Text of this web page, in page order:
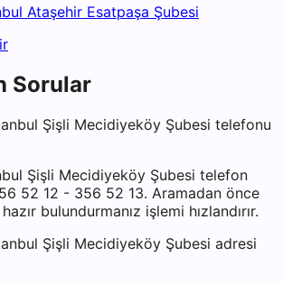
Ataşehir Esatpaşa Şubesi
Sorular
Şişli Mecidiyeköy Şubesi telefonu
Şişli Mecidiyeköy Şubesi telefon
52 12 - 356 52 13. Aramadan önce
bulundurmanız işlemi hızlandırır.
Şişli Mecidiyeköy Şubesi adresi